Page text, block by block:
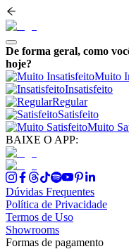
De forma geral, como
hoje?
Muito
Insatisfeito
Regular
Satisfeito
Muito
BAIXE O APP:
Dúvidas Frequentes
Política de Privacidade
Termos de Uso
Showrooms
Formas de pagamento